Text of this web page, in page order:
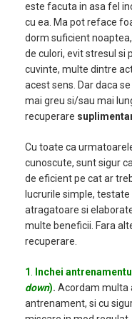
este facuta in asa fel
cu ea. Ma pot reface
dorm suficient
de culori, evit stresul si
cuvinte, multe dintre
acest sens. Dar daca
mai greu si/sau mai
recuperare
Cu toate ca
cunoscute, sunt sigur
de eficient pe cat ar
lucrurile simple,
atragatoare si
multe beneficii. Fara
recuperare.
1 Inchei
down). Acordam multa
antrenament, si cu